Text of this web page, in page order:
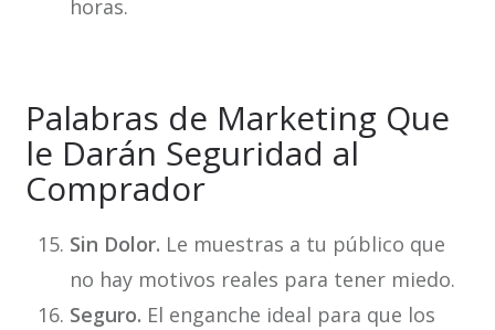
horas.
Palabras de Marketing Que
le Darán Seguridad al
Comprador
Sin Dolor. Le muestras a tu público que
no hay motivos reales para tener miedo.
Seguro. El enganche ideal para que los